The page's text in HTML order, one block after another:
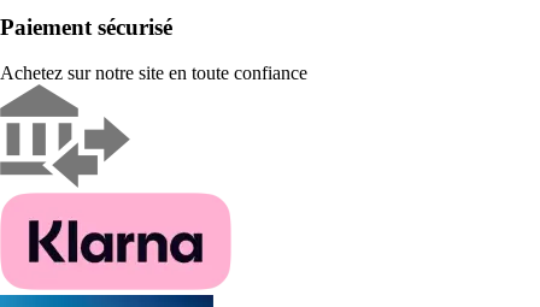
Paiement sécurisé
Achetez sur notre site en toute confiance